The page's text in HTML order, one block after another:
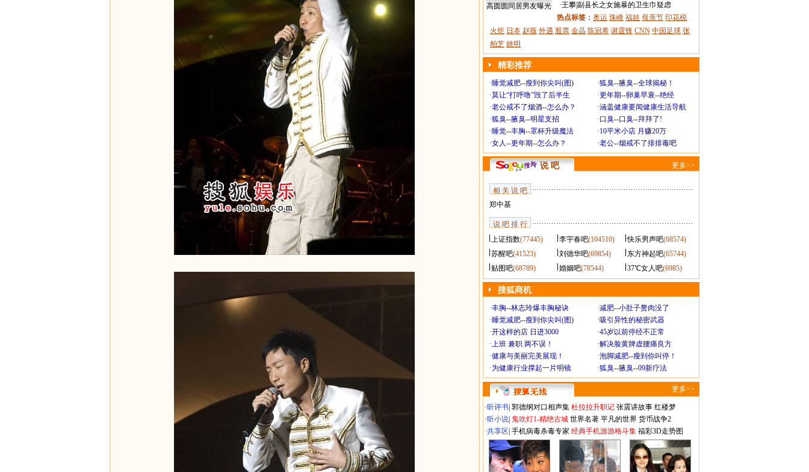
高圆圆同居男友曝光
·王攀|副县长之女施暴的卫生巾疑虑
热点标签： 奥运 珠峰 福娃 母亲节 印花税
火炬 日本 赵薇 外遇 股票 金晶 陈冠希 谢霆锋 CNN 中国足球 张
柏芝 姚明
精彩推荐
·睡觉减肥--瘦到你尖叫(图) ·狐臭--腋臭--全球揭秘！
·莫让“打呼噜”毁了后半生 ·更年期--卵巢早衰--绝经
·老公戒不了烟酒--怎么办？ ·涵盖健康要闻健康生活导航
·狐臭--腋臭--明星支招 ·口臭--口臭--拜拜了!
·睡觉--丰胸--罩杯升级魔法 ·10平米小店 月赚20万
·女人--更年期--怎么办？ ·老公--烟戒不了排排毒吧
说 吧 更多>>
相 关 说 吧
郑中基
说 吧 排 行
上证指数(77445) 李宇春吧(104510) 快乐男声吧(68574)
苏醒吧(41523) 刘德华吧(69854) 东方神起吧(65744)
贴图吧(68789) 婚姻吧(78544) 37℃女人吧(6985)
搜狐商机
·丰胸--林志玲爆丰胸秘诀 ·减肥--小肚子赘肉没了
·睡觉减肥--瘦到你尖叫(图) ·吸引异性的秘密武器
·开这样的店 日进3000 ·45岁以前停经不正常
·上班 兼职 两不误！ ·解决脸黄脾虚腰痛良方
·健康与美丽完美展现！ ·泡脚减肥--瘦到你叫停！
·为健康行业撑起一片明镜 ·狐臭--腋臭--09新疗法
更多>>
·听评书 郭德纲对口相声集 杜拉拉升职记 张震讲故事 红楼梦
·听小说 鬼吹灯1-精绝古城 世界名著 平凡的世界 货币战争2
·共享区 手机病毒杀毒专家 经典手机游游格斗集 福彩3D走势图